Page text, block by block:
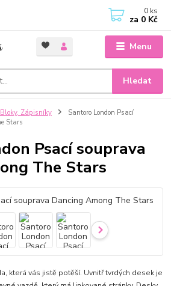
Menu
Hledat
0 ks
za 0 Kč
Bloky, Zápisníky
Santoro London Psací
Stars
Psací souprava
The Stars
která vás jistě potěší. Uvnitř tvrdých desek je